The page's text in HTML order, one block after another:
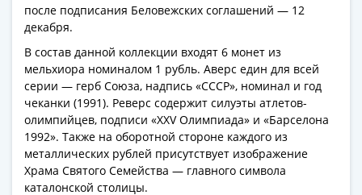
после подписания Беловежских соглашений — 12
декабря.
В состав данной коллекции входят 6 монет из
мельхиора номиналом 1 рубль. Аверс един для всей
серии — герб Союза, надпись «СССР», номинал и год
чеканки (1991). Реверс содержит силуэты атлетов-
олимпийцев, подписи «XXV Олимпиада» и «Барселона
1992». Также на оборотной стороне каждого из
металлических рублей присутствует изображение
Храма Святого Семейства — главного символа
каталонской столицы.